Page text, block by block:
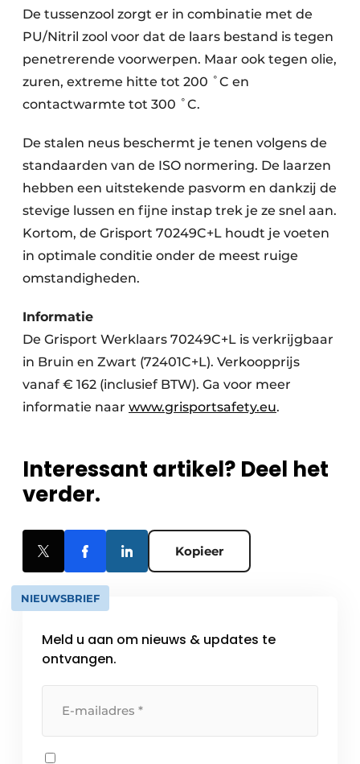
De tussenzool zorgt er in combinatie met de
PU/Nitril zool voor dat de laars bestand is tegen
penetrerende voorwerpen. Maar ook tegen olie,
zuren, extreme hitte tot 200 ˚C en
contactwarmte tot 300 ˚C.
De stalen neus beschermt je tenen volgens de
standaarden van de ISO normering. De laarzen
hebben een uitstekende pasvorm en dankzij de
stevige lussen en fijne instap trek je ze snel aan.
Kortom, de Grisport 70249C+L houdt je voeten
in optimale conditie onder de meest ruige
omstandigheden.
Informatie
De Grisport Werklaars 70249C+L is verkrijgbaar
in Bruin en Zwart (72401C+L). Verkoopprijs
vanaf € 162 (inclusief BTW). Ga voor meer
informatie naar www.grisportsafety.eu.
Interessant artikel? Deel het
verder.
Kopieer
NIEUWSBRIEF
Meld u aan om nieuws & updates te
ontvangen.